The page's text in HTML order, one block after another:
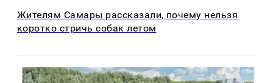
Жителям Самары рассказали, почему нельзя
коротко стричь собак летом